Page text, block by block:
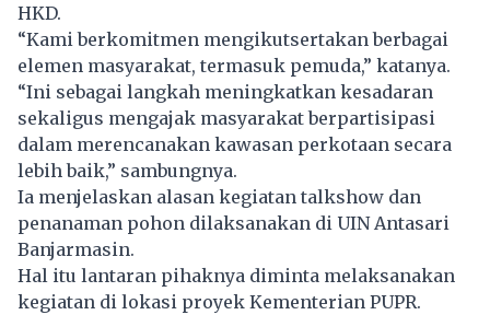
HKD.
“Kami berkomitmen mengikutsertakan berbagai
elemen masyarakat, termasuk pemuda,” katanya.
“Ini sebagai langkah meningkatkan kesadaran
sekaligus mengajak masyarakat berpartisipasi
dalam merencanakan kawasan perkotaan secara
lebih baik,” sambungnya.
Ia menjelaskan alasan kegiatan talkshow dan
penanaman pohon dilaksanakan di UIN Antasari
Banjarmasin.
Hal itu lantaran pihaknya diminta melaksanakan
kegiatan di lokasi proyek Kementerian PUPR.